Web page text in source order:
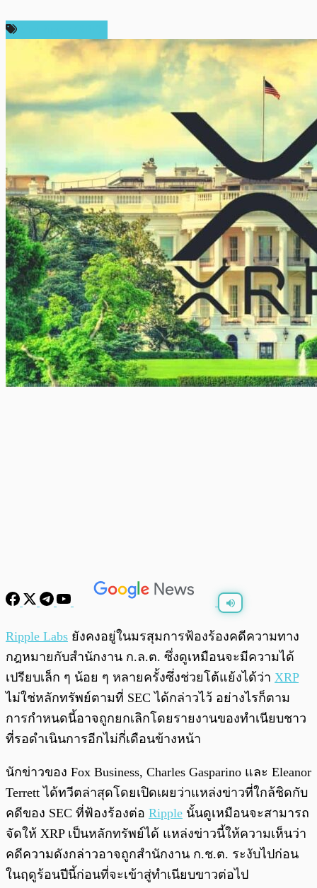
0:00
Ripple Labs ยังคงอยู่ในมรสุมการฟ้องร้องคดีความทาง
กฎหมายกับสำนักงาน ก.ล.ต. ซึ่งดูเหมือนจะมีความได้
เปรียบเล็ก ๆ น้อย ๆ หลายครั้งซึ่งช่วยโต้แย้งได้ว่า XRP
ไม่ใช่หลักทรัพย์ตามที่ SEC ได้กล่าวไว้ อย่างไรก็ตาม
การกำหนดนี้อาจถูกยกเลิกโดยรายงานของทำเนียบชาว
ที่รอดำเนินการอีกไม่กี่เดือนข้างหน้า
นักข่าวของ Fox Business, Charles Gasparino และ Eleanor
Terrett ได้ทวีตล่าสุดโดยเปิดเผยว่าแหล่งข่าวที่ใกล้ชิดกับ
คดีของ SEC ที่ฟ้องร้องต่อ Ripple นั้นดูเหมือนจะสามารถ
จัดให้ XRP เป็นหลักทรัพย์ได้ แหล่งข่าวนี้ให้ความเห็นว่า
คดีความดังกล่าวอาจถูกสำนักงาน ก.ช.ต. ระงับไปก่อน
ในฤดูร้อนปีนี้ก่อนที่จะเข้าสู่ทำเนียบขาวต่อไป